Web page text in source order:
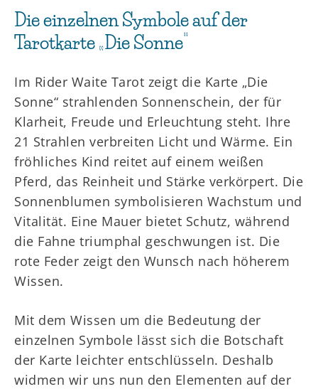
Die einzelnen Symbole auf der
Tarotkarte „Die Sonne“
Im Rider Waite Tarot zeigt die Karte „Die
Sonne“ strahlenden Sonnenschein, der für
Klarheit, Freude und Erleuchtung steht. Ihre
21 Strahlen verbreiten Licht und Wärme. Ein
fröhliches Kind reitet auf einem weißen
Pferd, das Reinheit und Stärke verkörpert. Die
Sonnenblumen symbolisieren Wachstum und
Vitalität. Eine Mauer bietet Schutz, während
die Fahne triumphal geschwungen ist. Die
rote Feder zeigt den Wunsch nach höherem
Wissen.
Mit dem Wissen um die Bedeutung der
einzelnen Symbole lässt sich die Botschaft
der Karte leichter entschlüsseln. Deshalb
widmen wir uns nun den Elementen auf der